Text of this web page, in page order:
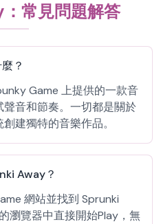
常見問題解答
？
Game 上提供的一款音
音和節奏。一切都是關於
建獨特的音樂作品。
Away？
網站並找到 Sprunki
瀏覽器中直接開始Play，無